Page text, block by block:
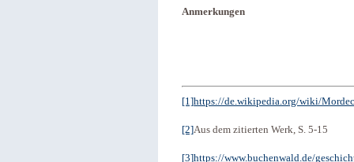
Anmerkungen
[1]https://de.wikipedia.org/wiki/
[2]Aus dem zitierten Werk, S. 5-15
[3]https://www.buchenwald.de/